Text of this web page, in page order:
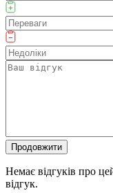
Продовжити
Немає відгуків про
відгук.